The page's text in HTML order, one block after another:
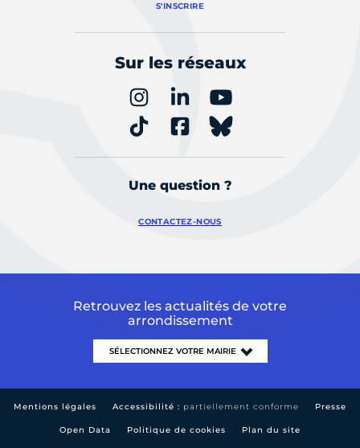
S'INSCRIRE
Sur les réseaux
Une question ?
CONTACTEZ-NOUS
Retrouvez les actualités de votre
arrondissement
Mentions légales Accessibilité : partiellement conforme Presse
Open Data Politique de cookies Plan du site